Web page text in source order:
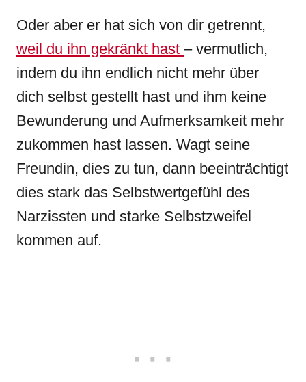
Oder aber er hat sich von dir getrennt,
weil du ihn gekränkt hast – vermutlich,
indem du ihn endlich nicht mehr über
dich selbst gestellt hast und ihm keine
Bewunderung und Aufmerksamkeit mehr
zukommen hast lassen. Wagt seine
Freundin, dies zu tun, dann beeinträchtigt
dies stark das Selbstwertgefühl des
Narzissten und starke Selbstzweifel
kommen auf.